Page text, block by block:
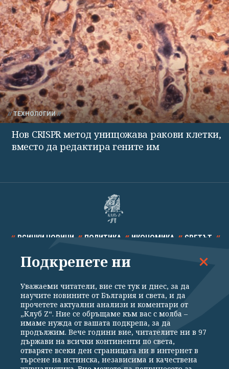
ТЕХНОЛОГИИ
Нов CRISPR метод унищожава ракови клетки,
вместо да редактира гените им
ВСИЧКИ НОВИНИ ПОЛИТИКА ИКОНОМИКА СВЕТЪТ
СПОРТ КУЛТУРА ТЕХНОЛОГИИ КАЛЕЙДОСКОП
Общи условия
Политика за поверителност
Реклама
Партньори Контакти
За Клуб Z
Екип
Подкрепете ни
Подкрепете ни
Уважаеми читатели, вие сте тук и днес, за да
научите новините от България и света, и да
прочетете актуални анализи и коментари от
„Клуб Z“. Ние се обръщаме към вас с молба –
имаме нужда от вашата подкрепа, за да
продължим. Вече години вие, читателите ни в 97
държави на всички континенти по света,
отваряте всеки ден страницата ни в интернет в
търсене на истинска, независима и качествена